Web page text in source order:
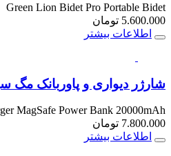
Green Lion Bidet Pro Portable Bidet
5.600.000 تومان
اطلاعات بیشتر
شارژر دیواری و پاوربانک مگ سیف ۲۰۰۰۰
MagSafe Power Bank 20000mAh
7.800.000 تومان
اطلاعات بیشتر